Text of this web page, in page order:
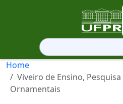
Pesquisar
por:
Home
Viveiro de Ensino,
Ornamentais